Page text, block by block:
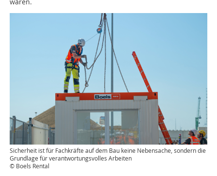
Sicherheit ist für Fachkräfte auf dem Bau keine Nebensache, sondern die
Grundlage für verantwortungsvolles Arbeiten
© Boels Rental